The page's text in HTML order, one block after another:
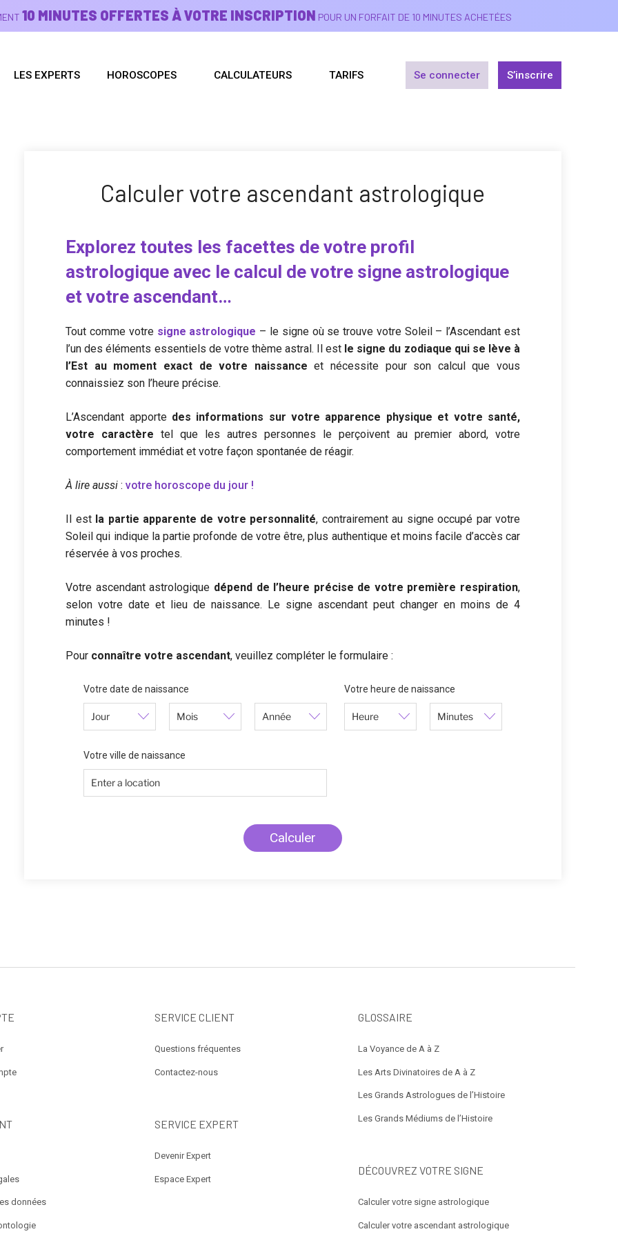
10 MINUTES OFFERTES À VOTRE INSCRIPTION POUR UN FORFAIT DE 10 MINUTES ACHETÉES
LES EXPERTS HOROSCOPES CALCULATEURS TARIFS Se connecter S’inscrire
Calculer votre ascendant astrologique
Explorez toutes les facettes de votre profil
astrologique avec le calcul de votre signe astrologique
et votre ascendant…
Tout comme votre signe astrologique – le signe où se trouve votre Soleil – l’Ascendant est
l’un des éléments essentiels de votre thème astral. Il est le signe du zodiaque qui se lève à
l’Est au moment exact de votre naissanceet nécessite pour son calcul que vous
connaissiez son l’heure précise.
L’Ascendant apporte des informations sur votre apparence physique et votre santé,
votre caractère tel que les autres personnes le perçoivent au premier abord, votre
comportement immédiat et votre façon spontanée de réagir.
À lire aussi :votre horoscope du jour !
Il est la partie apparente de votre personnalité, contrairement au signe occupé par votre
Soleil qui indique la partie profonde de votre être, plus authentique et moins facile d’accès car
réservée à vos proches.
Votre ascendant astrologique dépend de l’heure précise de votre première respiration,
selon votre date et lieu de naissance. Le signe ascendant peut changer en moins de 4
minutes !
Pour connaître votre ascendant, veuillez compléter le formulaire :
Votre date de naissance
Votre ville de naissance
Votre heure de naissance
données
SERVICE CLIENT
Questions fréquentes
Contactez-nous
SERVICE EXPERT
Devenir Expert
Espace Expert
GLOSSAIRE
La Voyance de A à Z
Les Arts Divinatoires de A à Z
Les Grands Astrologues de l’Histoire
Les Grands Médiums de l’Histoire
DÉCOUVREZ VOTRE SIGNE
Calculer votre signe astrologique
Calculer votre ascendant astrologique